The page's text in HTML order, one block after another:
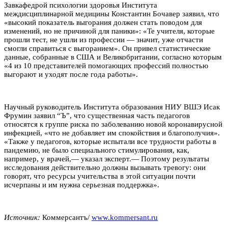
Завкафедрой психологии здоровья Института
междисциплинарной медицины Константин Бочавер заявил, что
«высокий показатель выгорания должен стать поводом для
изменений, но не причиной для паники»: «Те учителя, которые
прошли тест, не ушли из профессии — значит, уже отчасти
смогли справиться с выгоранием». Он привел статистические
данные, собранные в США и Великобритании, согласно которым
«4 из 10 представителей помогающих профессий полностью
выгорают и уходят после года работы».
Научный руководитель Института образования НИУ ВШЭ Исак
Фрумин заявил “Ъ”, что существенная часть педагогов
относятся к группе риска по заболеванию новой коронавирусной
инфекцией, «что не добавляет им спокойствия и благополучия».
«Также у педагогов, которые испытали все трудности работы в
пандемию, не было специального стимулирования, как,
например, у врачей,— указал эксперт.— Поэтому результаты
исследования действительно должны вызывать тревогу: они
говорят, что ресурсы учительства в этой ситуации почти
исчерпаны и им нужна серьезная поддержка».
Источник: Коммерсантъ/ www.kommersant.ru